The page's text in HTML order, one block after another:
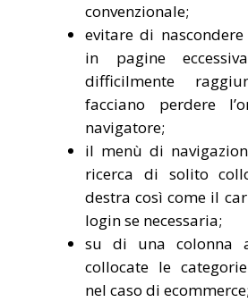
convenzionale;
evitare di
in pagine
difficilmente
facciano perdere
navigatore;
il menù di
ricerca di solito
destra così come il
login se necessaria;
su di una colonna
collocate le
nel caso di ecommerce;